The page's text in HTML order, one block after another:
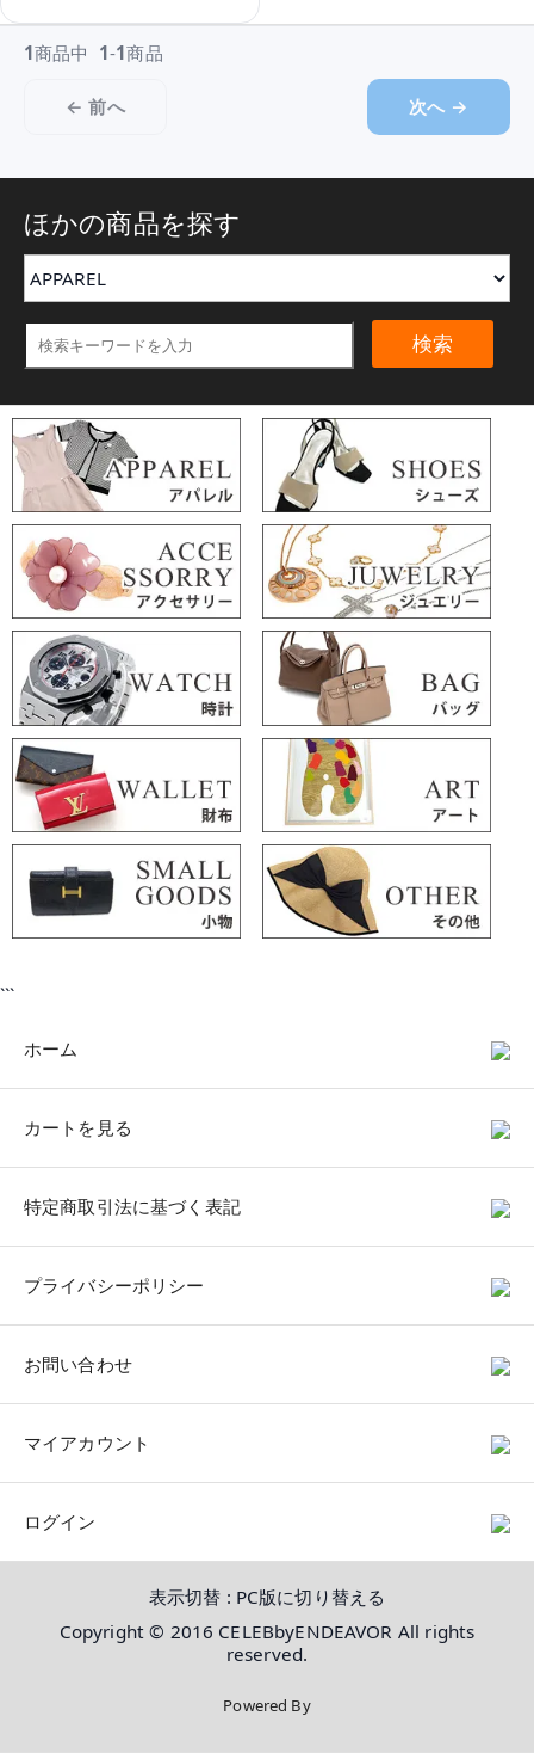
1商品中 1-1商品
← 前へ 次へ →
ほかの商品を探す
検索
```
ホーム
カートを見る
特定商取引法に基づく表記
プライバシーポリシー
お問い合わせ
マイアカウント
ログイン
表示切替 : PC版に切り替える
Copyright © 2016 CELEBbyENDEAVOR All rights
reserved.
Powered By